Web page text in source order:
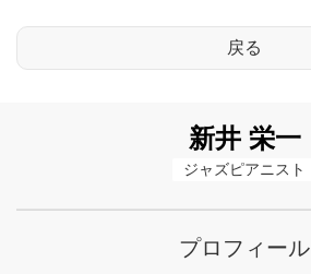
新井 栄一
ジャズピアニスト
プロフィール